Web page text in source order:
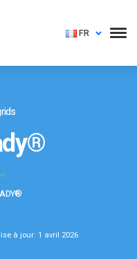
FR
à jour: 1 avril 2026